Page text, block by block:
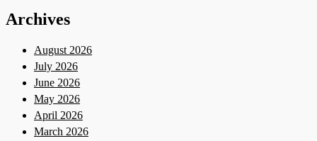
Archives
August 2026
July 2026
June 2026
May 2026
April 2026
March 2026